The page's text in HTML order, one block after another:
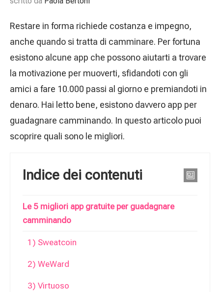
Restare in forma richiede costanza e impegno,
anche quando si tratta di camminare. Per fortuna
esistono alcune app che possono aiutarti a trovare
la motivazione per muoverti, sfidandoti con gli
amici a fare 10.000 passi al giorno e premiandoti in
denaro. Hai letto bene, esistono davvero app per
guadagnare camminando. In questo articolo puoi
scoprire quali sono le migliori.
Indice dei contenuti
Le 5 migliori app gratuite per guadagnare
camminando
1) Sweatcoin
2) WeWard
3) Virtuoso